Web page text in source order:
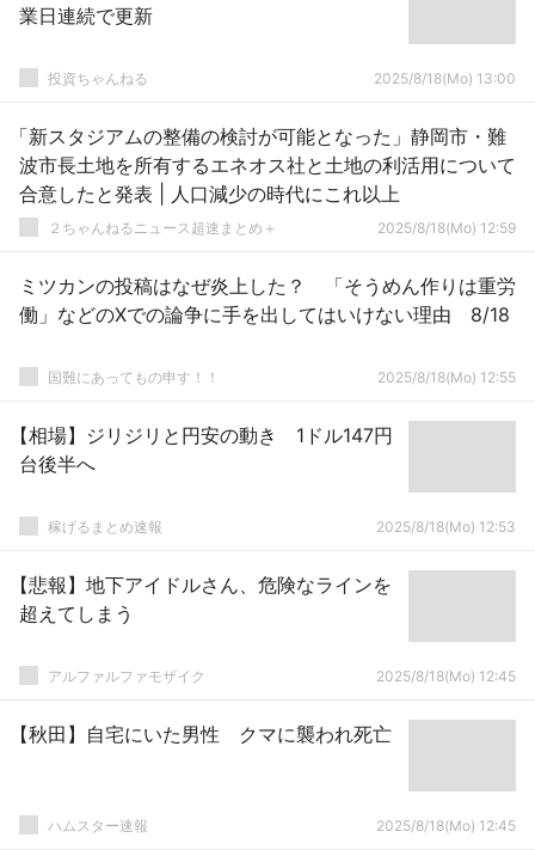
業日連続で更新
投資ちゃんねる 2025/8/18(Mo) 13:00
「新スタジアムの整備の検討が可能となった」静岡市・難
波市長土地を所有するエネオス社と土地の利活用について
合意したと発表 | 人口減少の時代にこれ以上
２ちゃんねるニュース超速まとめ＋ 2025/8/18(Mo) 12:59
ミツカンの投稿はなぜ炎上した？ 「そうめん作りは重労
働」などのXでの論争に手を出してはいけない理由 8/18
国難にあってもの申す！！ 2025/8/18(Mo) 12:55
【相場】ジリジリと円安の動き 1ドル147円
台後半へ
稼げるまとめ速報 2025/8/18(Mo) 12:53
【悲報】地下アイドルさん、危険なラインを
超えてしまう
アルファルファモザイク 2025/8/18(Mo) 12:45
【秋田】自宅にいた男性 クマに襲われ死亡
ハムスター速報 2025/8/18(Mo) 12:45